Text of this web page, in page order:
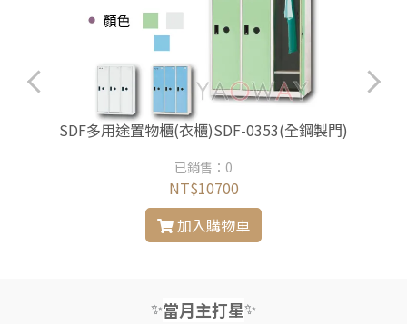
SDF多用途置物櫃(衣櫃)SDF-0353(全鋼製門)
已銷售：0
NT$10700
加入購物車
✨當月主打星✨